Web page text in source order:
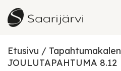
Skip to content
Etusivu
JOULUTAPAHTUMA 8.12